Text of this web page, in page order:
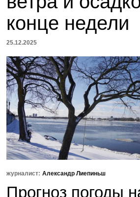
конце недели
25.12.2025
журналист: Александр Лиепиньш
Прогноз погоды